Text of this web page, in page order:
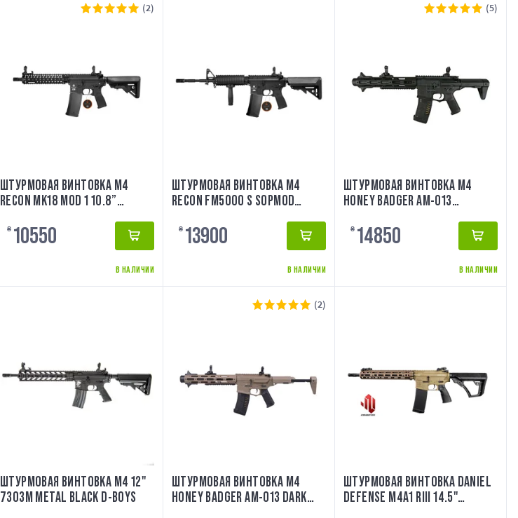
(2)
ШТУРМОВАЯ ВИНТОВКА M4
RECON MK18 MOD 1 10.8”
₴ 10550
В НАЛИЧИИ
ШТУРМОВАЯ ВИНТОВКА M4
RECON FM5000 S SOPMOD
₴ 13900
В НАЛИЧИИ
(5)
ШТУРМОВАЯ ВИНТОВКА M4
HONEY BADGER AM-013
₴ 14850
В НАЛИЧИИ
ШТУРМОВАЯ ВИНТОВКА M4 12"
7303M METAL BLACK D-BOYS
(2)
ШТУРМОВАЯ ВИНТОВКА M4
HONEY BADGER AM-013 DARK
ШТУРМОВАЯ ВИНТОВКА DANIEL
DEFENSE M4A1 RIII 14.5"